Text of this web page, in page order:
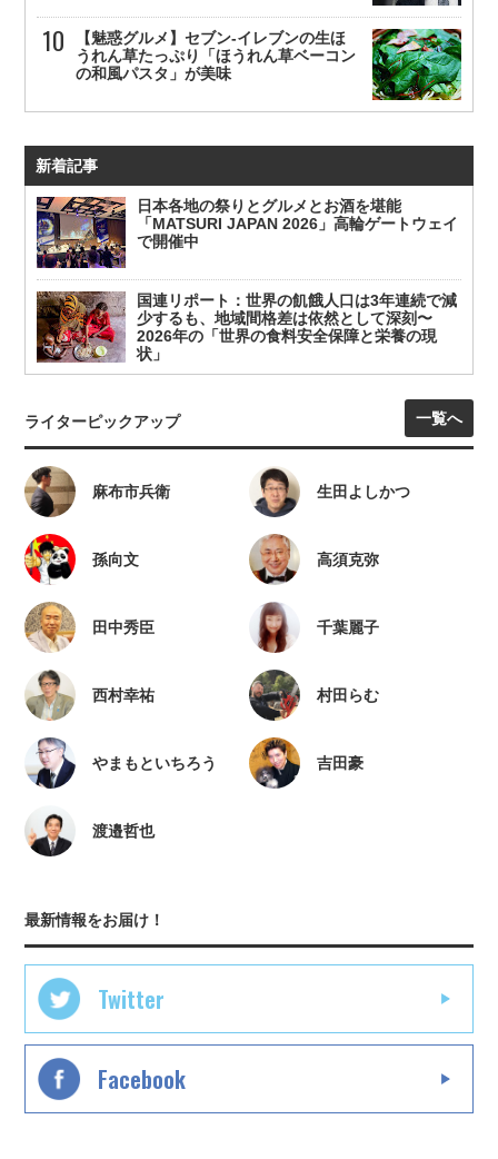
【魅惑グルメ】セブン-イレブンの生ほ
うれん草たっぷり「ほうれん草ベーコン
の和風パスタ」が美味
新着記事
日本各地の祭りとグルメとお酒を堪能
「MATSURI JAPAN 2026」高輪ゲートウェイ
で開催中
国連リポート：世界の飢餓人口は3年連続で減
少するも、地域間格差は依然として深刻〜
2026年の「世界の食料安全保障と栄養の現
状」
ライターピックアップ 一覧へ
麻布市兵衛 生田よしかつ
孫向文 高須克弥
田中秀臣 千葉麗子
西村幸祐 村田らむ
やまもといちろう 吉田豪
渡邉哲也
最新情報をお届け！
Twitter
Facebook